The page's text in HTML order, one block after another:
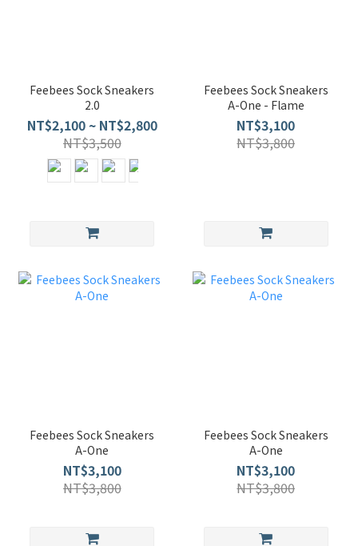
Feebees Sock Sneakers
2.0
NT$2,100 ~ NT$2,800
NT$3,500
Feebees Sock Sneakers
A-One - Flame
NT$3,100
NT$3,800
Feebees Sock Sneakers
A-One
NT$3,100
NT$3,800
Feebees Sock Sneakers
A-One
NT$3,100
NT$3,800